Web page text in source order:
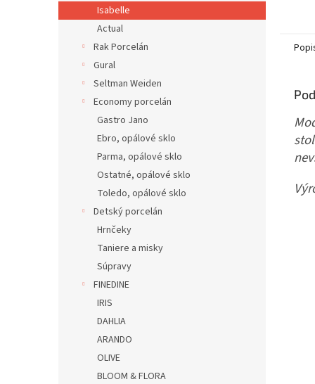
Isabelle
Actual
Rak Porcelán
Gural
Seltman Weiden
Economy porcelán
Gastro Jano
Ebro, opálové sklo
Parma, opálové sklo
Ostatné, opálové sklo
Toledo, opálové sklo
Detský porcelán
Hrnčeky
Taniere a misky
Súpravy
FINEDINE
IRIS
DAHLIA
ARANDO
OLIVE
BLOOM & FLORA